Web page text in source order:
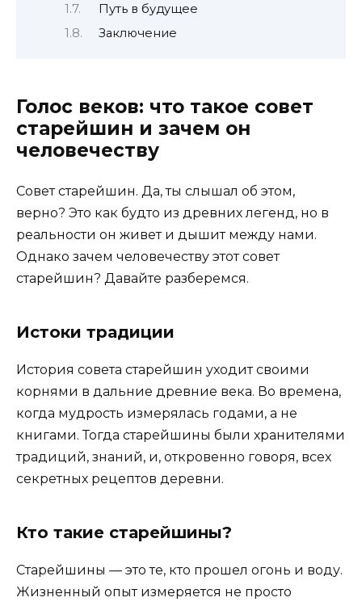
Путь в будущее
Заключение
Голос веков: что такое совет
старейшин и зачем он
человечеству
Совет старейшин. Да, ты слышал об этом,
верно? Это как будто из древних легенд, но в
реальности он живет и дышит между нами.
Однако зачем человечеству этот совет
старейшин? Давайте разберемся.
Истоки традиции
История совета старейшин уходит своими
корнями в дальние древние века. Во времена,
когда мудрость измерялась годами, а не
книгами. Тогда старейшины были хранителями
традиций, знаний, и, откровенно говоря, всех
секретных рецептов деревни.
Кто такие старейшины?
Старейшины — это те, кто прошел огонь и воду.
Жизненный опыт измеряется не просто